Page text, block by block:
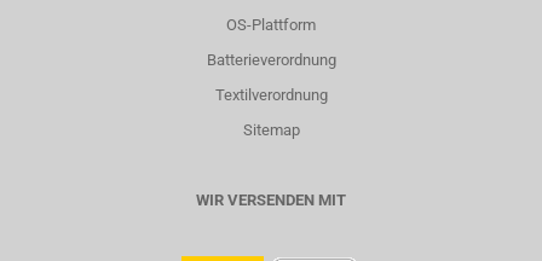
OS-Plattform
Batterieverordnung
Textilverordnung
Sitemap
WIR VERSENDEN MIT